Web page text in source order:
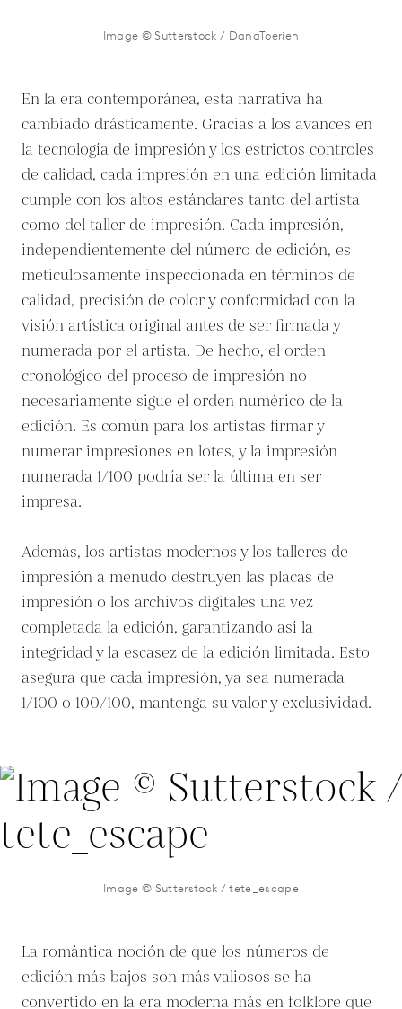
Image © Sutterstock / DanaToerien
En la era contemporánea, esta narrativa ha
cambiado drásticamente. Gracias a los avances en
la tecnología de impresión y los estrictos controles
de calidad, cada impresión en una edición limitada
cumple con los altos estándares tanto del artista
como del taller de impresión. Cada impresión,
independientemente del número de edición, es
meticulosamente inspeccionada en términos de
calidad, precisión de color y conformidad con la
visión artística original antes de ser firmada y
numerada por el artista. De hecho, el orden
cronológico del proceso de impresión no
necesariamente sigue el orden numérico de la
edición. Es común para los artistas firmar y
numerar impresiones en lotes, y la impresión
numerada 1/100 podría ser la última en ser
impresa.
Además, los artistas modernos y los talleres de
impresión a menudo destruyen las placas de
impresión o los archivos digitales una vez
completada la edición, garantizando así la
integridad y la escasez de la edición limitada. Esto
asegura que cada impresión, ya sea numerada
1/100 o 100/100, mantenga su valor y exclusividad.
Image © Sutterstock / tete_escape
La romántica noción de que los números de
edición más bajos son más valiosos se ha
convertido en la era moderna más en folklore que